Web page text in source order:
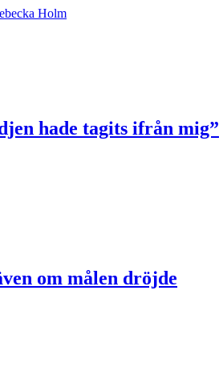
Holm
hade tagits ifrån mig”
om målen dröjde